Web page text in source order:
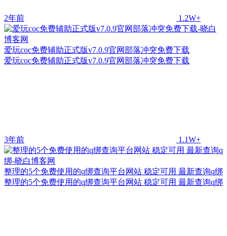
2年前 1.2W+
爱玩coc免费辅助正式版v7.0.9官网部落冲突免费下载
爱玩coc免费辅助正式版v7.0.9官网部落冲突免费下载
3年前 1.1W+
整理的5个免费使用的q绑查询平台网站 稳定可用 最新查询q绑
整理的5个免费使用的q绑查询平台网站 稳定可用 最新查询q绑